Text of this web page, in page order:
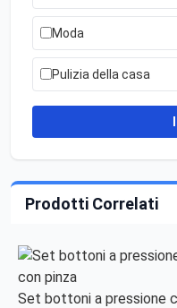
Moda
Pulizia della casa
Prodotti Correlati
Set bottoni a pressione